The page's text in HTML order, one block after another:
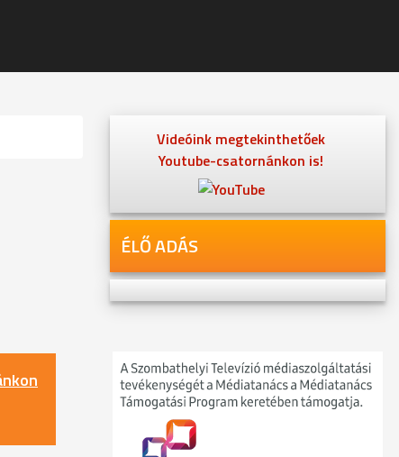
Videóink megtekinthetőek
Youtube-csatornánkon is!
ÉLŐ ADÁS